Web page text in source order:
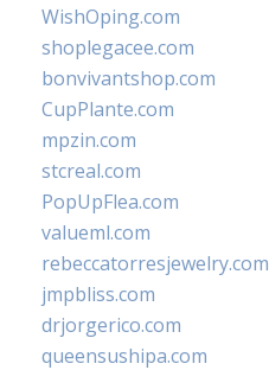
WishOping.com
shoplegacee.com
bonvivantshop.com
CupPlante.com
mpzin.com
stcreal.com
PopUpFlea.com
valueml.com
rebeccatorresjewelry.com
jmpbliss.com
drjorgerico.com
queensushipa.com